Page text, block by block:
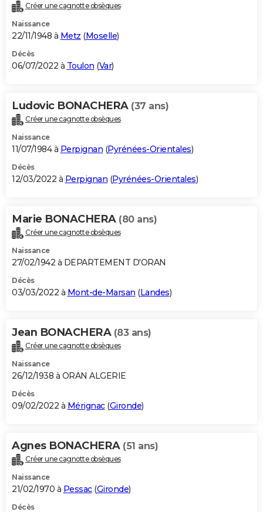
Créer une cagnotte obsèques
Naissance
22/11/1948 à Metz (Moselle)
Décès
06/07/2022 à Toulon (Var)
Ludovic BONACHERA (37 ans)
Créer une cagnotte obsèques
Naissance
11/07/1984 à Perpignan (Pyrénées-Orientales)
Décès
12/03/2022 à Perpignan (Pyrénées-Orientales)
Marie BONACHERA (80 ans)
Créer une cagnotte obsèques
Naissance
27/02/1942 à DEPARTEMENT D'ORAN
Décès
03/03/2022 à Mont-de-Marsan (Landes)
Jean BONACHERA (83 ans)
Créer une cagnotte obsèques
Naissance
26/12/1938 à ORAN ALGERIE
Décès
09/02/2022 à Mérignac(Gironde)
Agnes BONACHERA (51 ans)
Créer une cagnotte obsèques
Naissance
21/02/1970 à Pessac(Gironde)
Décès